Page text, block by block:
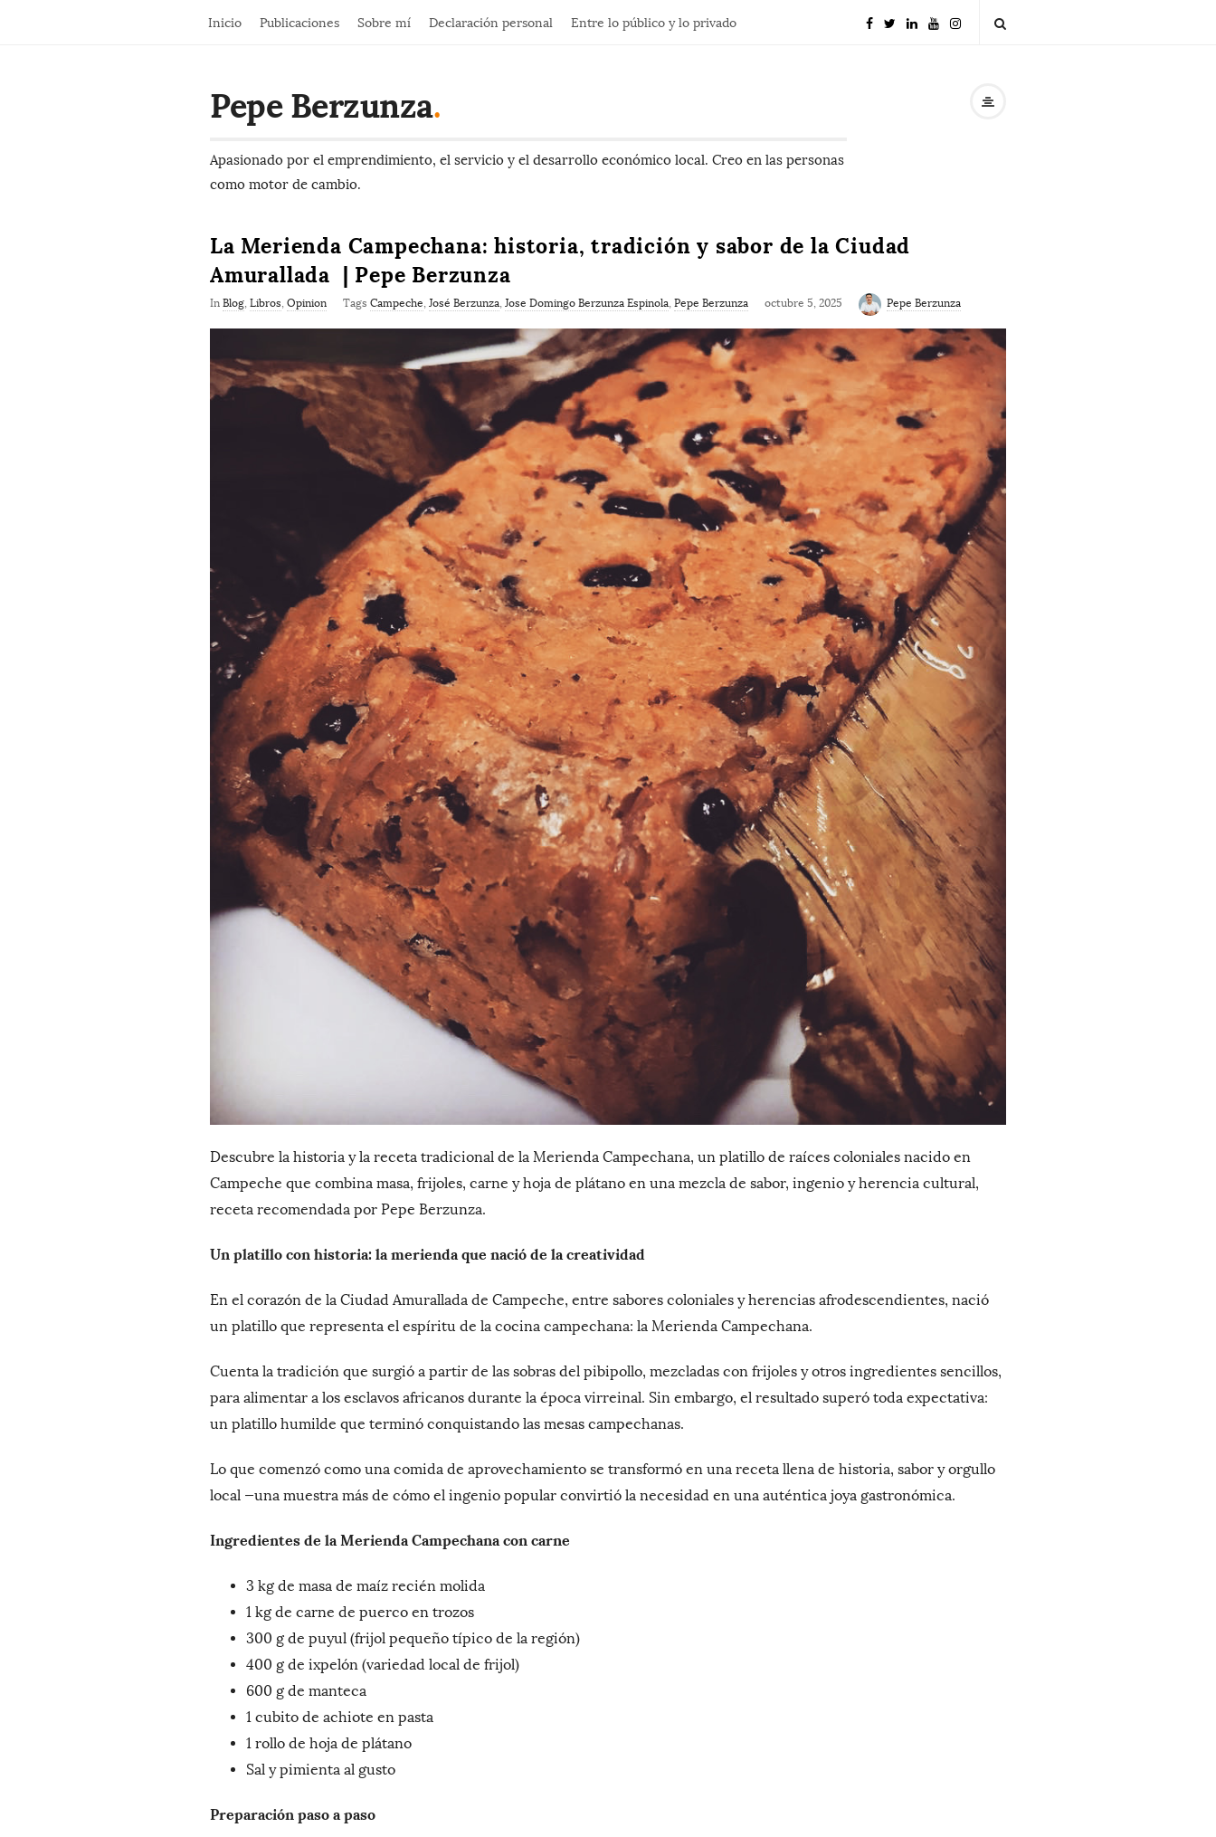
Inicio Publicaciones Sobre mí Declaración personal Entre lo público y lo privado
Pepe Berzunza.
Apasionado por el emprendimiento, el servicio y el desarrollo económico local. Creo en las personas
como motor de cambio.
La Merienda Campechana: historia, tradición y sabor de la Ciudad
Amurallada | Pepe Berzunza
In Blog, Libros, Opinion Tags Campeche, José Berzunza, Jose Domingo Berzunza Espinola, Pepe Berzunza octubre 5, 2025 Pepe Berzunza
Descubre la historia y la receta tradicional de la Merienda Campechana, un platillo de raíces coloniales nacido en
Campeche que combina masa, frijoles, carne y hoja de plátano en una mezcla de sabor, ingenio y herencia cultural,
receta recomendada por Pepe Berzunza.
Un platillo con historia: la merienda que nació de la creatividad
En el corazón de la Ciudad Amurallada de Campeche, entre sabores coloniales y herencias afrodescendientes, nació
un platillo que representa el espíritu de la cocina campechana: la Merienda Campechana.
Cuenta la tradición que surgió a partir de las sobras del pibipollo, mezcladas con frijoles y otros ingredientes sencillos,
para alimentar a los esclavos africanos durante la época virreinal. Sin embargo, el resultado superó toda expectativa:
un platillo humilde que terminó conquistando las mesas campechanas.
Lo que comenzó como una comida de aprovechamiento se transformó en una receta llena de historia, sabor y orgullo
local —una muestra más de cómo el ingenio popular convirtió la necesidad en una auténtica joya gastronómica.
Ingredientes de la Merienda Campechana con carne
3 kg de masa de maíz recién molida
1 kg de carne de puerco en trozos
300 g de puyul (frijol pequeño típico de la región)
400 g de ixpelón (variedad local de frijol)
600 g de manteca
1 cubito de achiote en pasta
1 rollo de hoja de plátano
Sal y pimienta al gusto
Preparación paso a paso